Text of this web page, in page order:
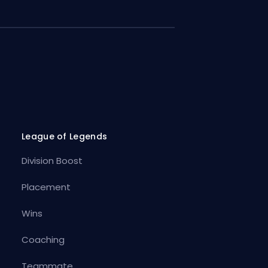
League of Legends
Division Boost
Placement
Wins
Coaching